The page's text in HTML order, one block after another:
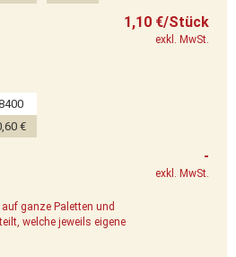
1,10 €/Stück
exkl. MwSt.
€
-
exkl. MwSt.
ganze Paletten und
welche jeweils eigene